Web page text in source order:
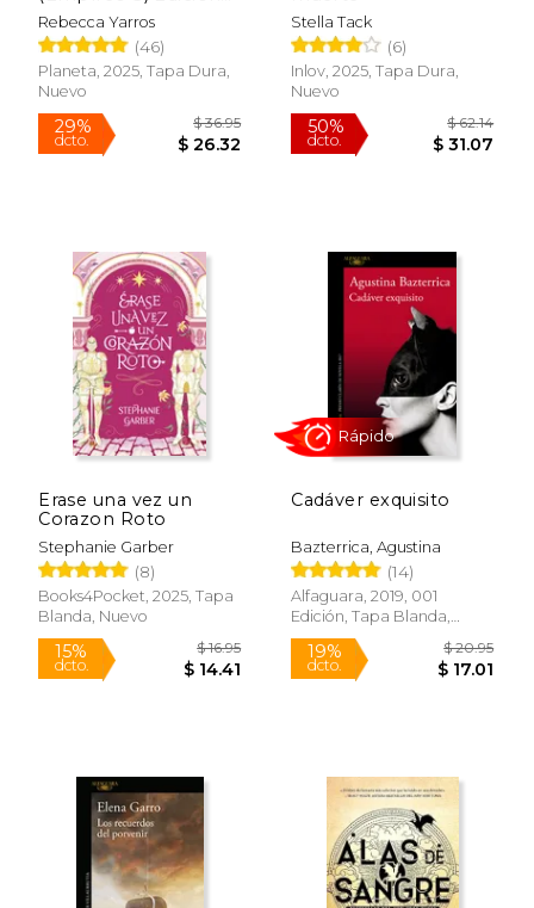
coleccionista
enriquecida y limitada
Rebecca Yarros
(46)
Planeta, 2025, Tapa Dura,
Nuevo
29%
dcto.
Rápido
Stella Tack
(6)
Inlov, 2025, Tapa Dura,
Nuevo
Erase una vez un
Corazon Roto
Stephanie Garber
(8)
Books4Pocket, 2025, Tapa
Blanda, Nuevo
Cadáver exquisito
Bazterrica, Agustina
(14)
Alfaguara, 2019, 001
Edición, Tapa Blanda,
Nuevo
Rápido